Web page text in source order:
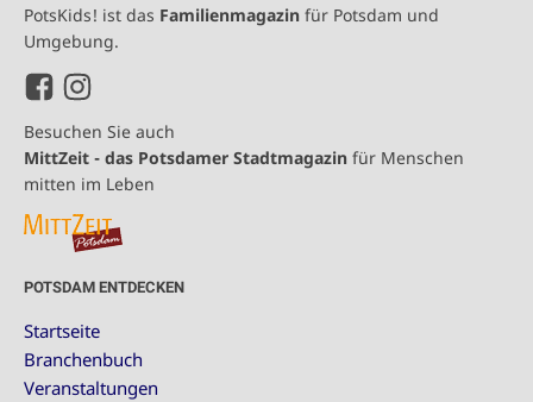
PotsKids! ist das Familienmagazin für Potsdam und
Umgebung.
Besuchen Sie auch
MittZeit - das Potsdamer Stadtmagazin für Menschen
mitten im Leben
POTSDAM ENTDECKEN
Startseite
Branchenbuch
Veranstaltungen